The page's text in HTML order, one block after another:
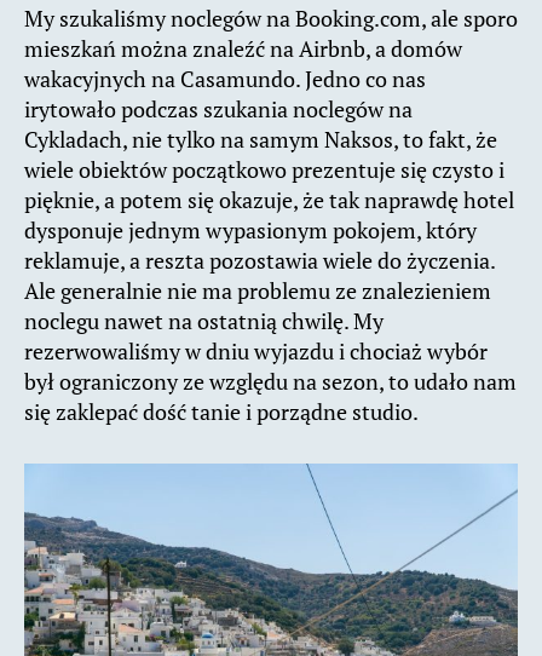
My szukaliśmy noclegów na Booking.com, ale sporo
mieszkań można znaleźć na Airbnb, a domów
wakacyjnych na Casamundo. Jedno co nas
irytowało podczas szukania noclegów na
Cykladach, nie tylko na samym Naksos, to fakt, że
wiele obiektów początkowo prezentuje się czysto i
pięknie, a potem się okazuje, że tak naprawdę hotel
dysponuje jednym wypasionym pokojem, który
reklamuje, a reszta pozostawia wiele do życzenia.
Ale generalnie nie ma problemu ze znalezieniem
noclegu nawet na ostatnią chwilę. My
rezerwowaliśmy w dniu wyjazdu i chociaż wybór
był ograniczony ze względu na sezon, to udało nam
się zaklepać dość tanie i porządne studio.